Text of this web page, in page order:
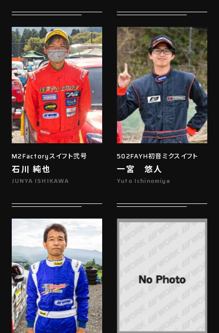
M2Factoryスイフト弐号
石川 純也
JUNYA ISHIKAWA
502FAYH初音ミクスイフト
一宮 悠人
Yuto Ichinomiya